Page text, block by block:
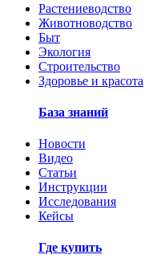
Растениеводство
Животноводство
Быт
Экология
Строительство
Здоровье и красота
База знаний
Новости
Видео
Статьи
Инструкции
Исследования
Кейсы
Где купить